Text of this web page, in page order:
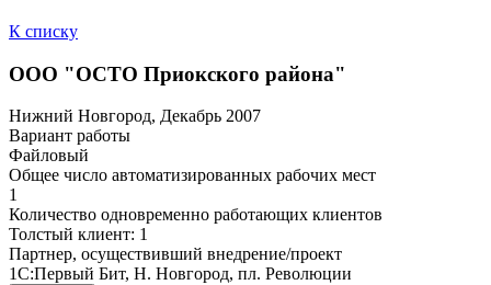
К списку
ООО "ОСТО Приокского района"
Нижний Новгород, Декабрь 2007
Вариант работы
Файловый
Общее число автоматизированных рабочих мест
1
Количество одновременно работающих клиентов
Толстый клиент: 1
Партнер, осуществивший внедрение/проект
1С:Первый Бит, Н. Новгород, пл. Революции